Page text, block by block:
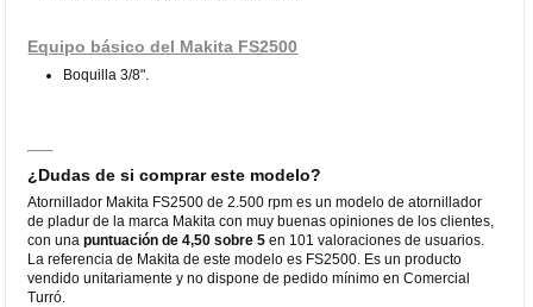
Equipo básico del Makita FS2500
Boquilla 3/8".
¿Dudas de si comprar este modelo?
Atornillador Makita FS2500 de 2.500 rpm es un modelo de atornillador
de pladur de la marca Makita con muy buenas opiniones de los clientes,
con unapuntuación de 4,50 sobre 5 en 101 valoraciones de usuarios.
La referencia de Makita de este modelo es FS2500. Es un producto
vendido unitariamente y no dispone de pedido mínimo en Comercial
Turró.